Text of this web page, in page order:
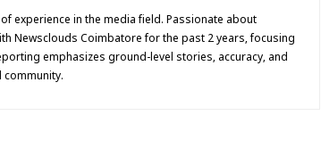
experience in the media field. Passionate about
Newsclouds Coimbatore for the past 2 years, focusing
emphasizes ground-level stories, accuracy, and
community.